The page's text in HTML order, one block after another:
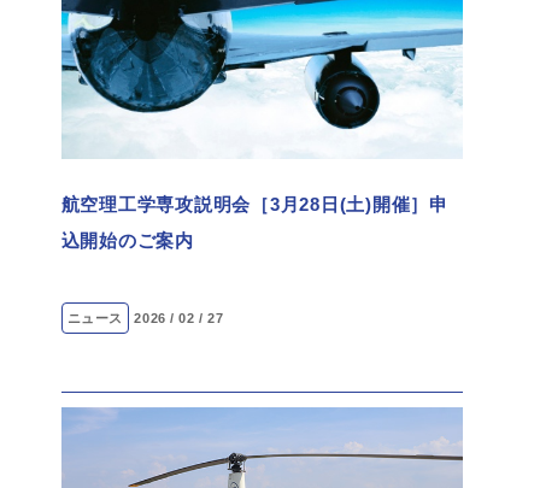
航空理工学専攻説明会［3月28日(土)開催］申
込開始のご案内
ニュース 2026 / 02 / 27